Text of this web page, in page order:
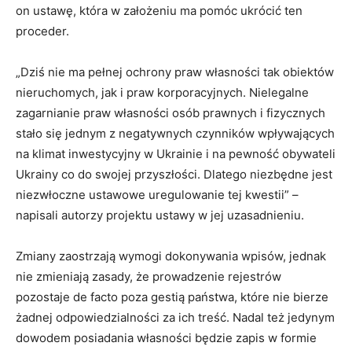
on ustawę, która w założeniu ma pomóc ukrócić ten
proceder.
„Dziś nie ma pełnej ochrony praw własności tak obiektów
nieruchomych, jak i praw korporacyjnych. Nielegalne
zagarnianie praw własności osób prawnych i fizycznych
stało się jednym z negatywnych czynników wpływających
na klimat inwestycyjny w Ukrainie i na pewność obywateli
Ukrainy co do swojej przyszłości. Dlatego niezbędne jest
niezwłoczne ustawowe uregulowanie tej kwestii” –
napisali autorzy projektu ustawy w jej uzasadnieniu.
Zmiany zaostrzają wymogi dokonywania wpisów, jednak
nie zmieniają zasady, że prowadzenie rejestrów
pozostaje de facto poza gestią państwa, które nie bierze
żadnej odpowiedzialności za ich treść. Nadal też jedynym
dowodem posiadania własności będzie zapis w formie